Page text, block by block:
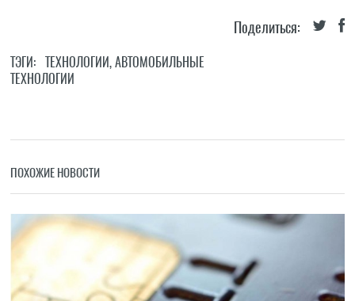
Поделиться:
ТЭГИ: ТЕХНОЛОГИИ,АВТОМОБИЛЬНЫЕ
ТЕХНОЛОГИИ
ПОХОЖИЕ НОВОСТИ